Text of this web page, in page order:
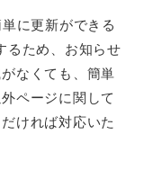
に更新ができる
るため、お知らせ
なくても、簡単
ページに関して
ければ対応いた